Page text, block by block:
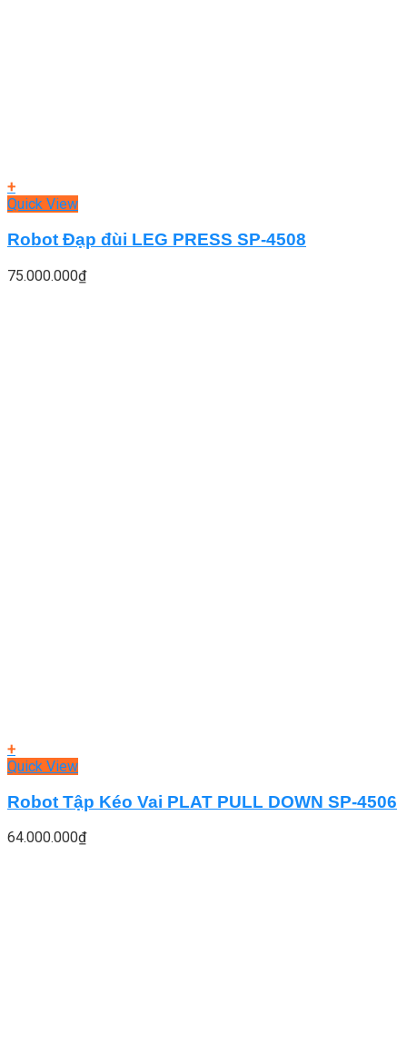
+
Quick View
Robot Đạp đùi LEG PRESS SP-4508
75.000.000₫
+
Quick View
Robot Tập Kéo Vai PLAT PULL DOWN SP-4506
64.000.000₫